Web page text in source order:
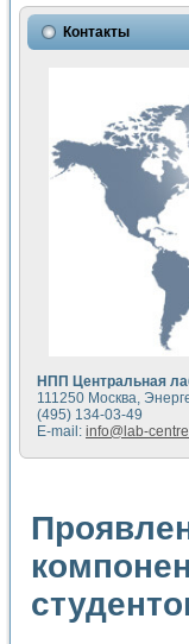
Передовые
Метод
Расчет
Контакты
НПП Центральная
111250 Москва,
(495) 134-03-49
E-mail: info@lab-